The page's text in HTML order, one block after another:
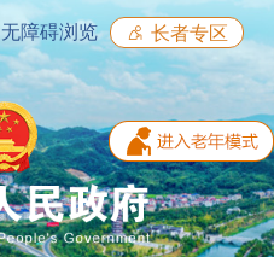
无障碍浏览 长者专区